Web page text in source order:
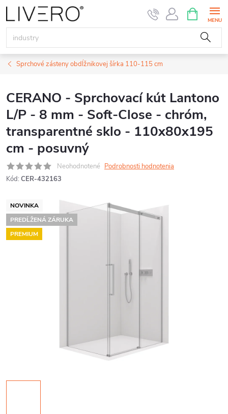
Prejsť
na
obsah
KOŠÍK
Sprchové zásteny obdĺžnikovej šírka 110-115 cm
CERANO - Sprchovací kút Lantono
L/P - 8 mm - Soft-Close - chróm,
transparentné sklo - 110x80x195
cm - posuvný
Neohodnotené Podrobnosti hodnotenia
Kód: CER-432163
NOVINKA
PREDĹŽENÁ ZÁRUKA
PREMIUM